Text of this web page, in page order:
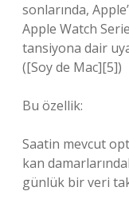
sonlarında,
Apple Watch
tansiyona dair
([Soy de Mac][5])
Bu özellik:
Saatin mevcut
kan
günlük bir veri